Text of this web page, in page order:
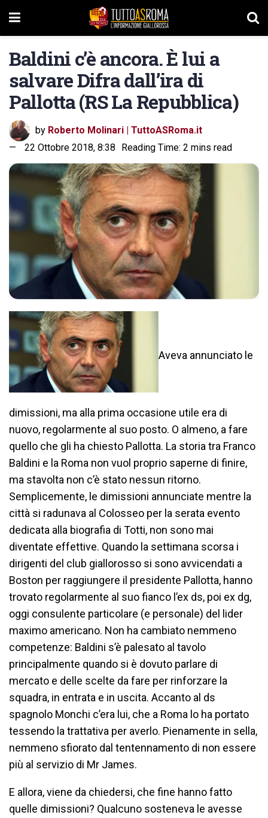
Baldini c’è ancora. È lui a
salvare Difra dall’ira di
Pallotta (RS La Repubblica)
by Roberto Molinari | TuttoASRoma.it
22 Ottobre 2018, 8:38
Reading Time: 2 mins read
Aveva annunciato le
dimissioni, ma alla prima occasione utile era di
nuovo, regolarmente al suo posto. O almeno, a fare
quello che gli ha chiesto Pallotta. La storia tra Franco
Baldini e la Roma non vuol proprio saperne di finire,
ma stavolta non c’è stato nessun ritorno.
Semplicemente, le dimissioni annunciate mentre la
città si radunava al Colosseo per la serata evento
dedicata alla biografia di Totti, non sono mai
diventate effettive. Quando la settimana scorsa i
dirigenti del club giallorosso si sono avvicendati a
Boston per raggiungere il presidente Pallotta, hanno
trovato regolarmente al suo fianco l’ex ds, poi ex dg,
oggi consulente particolare (e personale) del lider
maximo americano. Non ha cambiato nemmeno
competenze: Baldini s’è palesato al tavolo
principalmente quando si è dovuto parlare di
mercato e delle scelte da fare per rinforzare la
squadra, in entrata e in uscita. Accanto al ds
spagnolo Monchi c’era lui, che a Roma lo ha portato
tessendo la trattativa per averlo. Pienamente in sella,
nemmeno sfiorato dal tentennamento di non essere
più al servizio di Mr James.
E allora, viene da chiedersi, che fine hanno fatto
quelle dimissioni? Qualcuno sosteneva le avesse